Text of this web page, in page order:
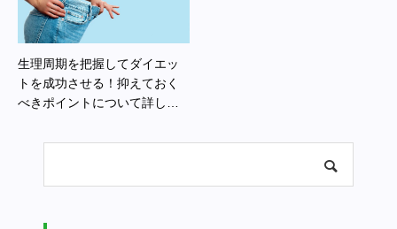
生理周期を把握してダイエッ
トを成功させる！抑えておく
べきポイントについて詳しく